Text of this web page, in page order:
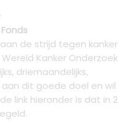
de strijd tegen kanker
Kanker Onderzoek
driemaandelijks,
dit goede doel en wil
link hieronder is dat in 2